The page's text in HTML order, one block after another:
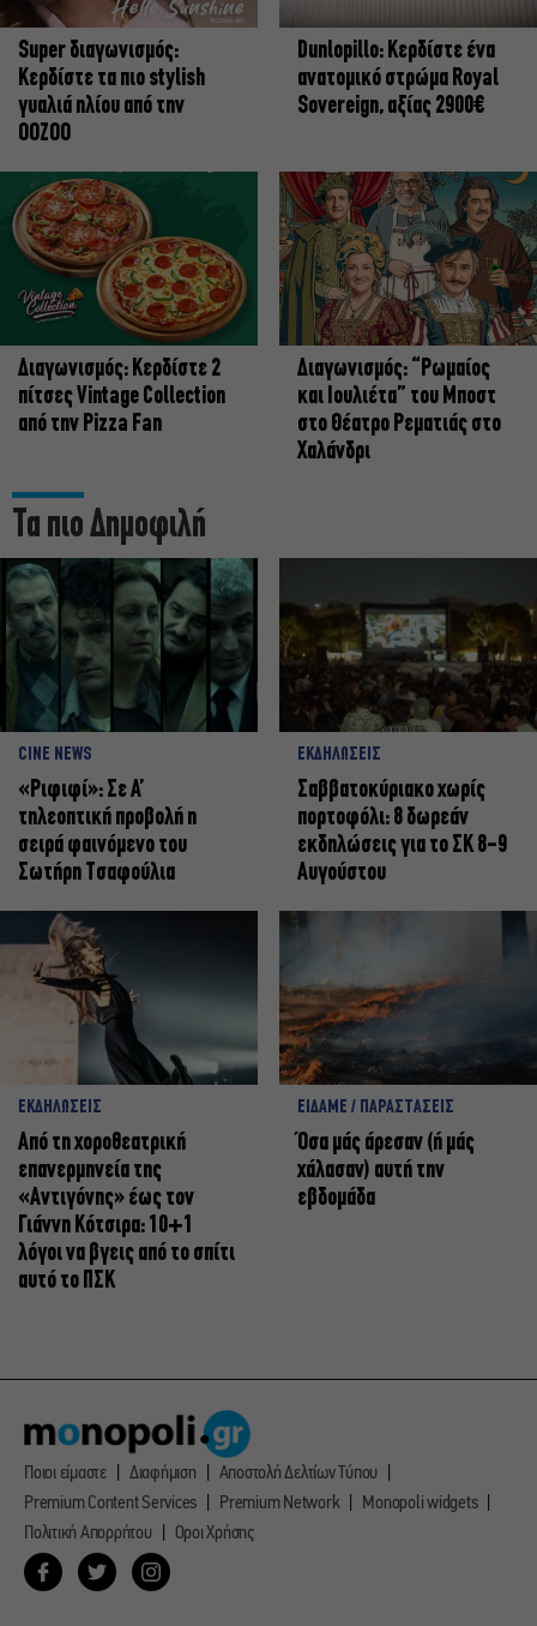
Super διαγωνισμός:
Κερδίστε τα πιο stylish
γυαλιά ηλίου από την
OOZOO
Dunlopillo: Κερδίστε ένα
ανατομικό στρώμα Royal
Sovereign, αξίας 2900€
Διαγωνισμός: Κερδίστε 2
πίτσες Vintage Collection
από την Pizza Fan
Διαγωνισμός: “Ρωμαίος
και Ιουλιέτα” του Μποστ
στο Θέατρο Ρεματιάς στο
Χαλάνδρι
Τα πιο Δημοφιλή
CINE NEWS
«Ριφιφί»: Σε Α’
τηλεοπτική προβολή η
σειρά φαινόμενο του
Σωτήρη Τσαφούλια
ΕΚΔΗΛΩΣΕΙΣ
Σαββατοκύριακο χωρίς
πορτοφόλι: 8 δωρεάν
εκδηλώσεις για το ΣΚ 8-9
Αυγούστου
ΕΚΔΗΛΩΣΕΙΣ
Από τη χοροθεατρική
επανερμηνεία της
«Αντιγόνης» έως τον
Γιάννη Κότσιρα: 10+1
λόγοι να βγεις από το σπίτι
αυτό το ΠΣΚ
ΕΙΔΑΜΕ / ΠΑΡΑΣΤΑΣΕΙΣ
Όσα μάς άρεσαν (ή μάς
χάλασαν) αυτή την
εβδομάδα
Ποιοι είμαστε Διαφήμιση
Αποστολή Δελτίων Τύπου
Premium Content Services
Premium Network
Monopoli widgets
Πολιτική Απορρήτου
Οροι Χρήσης